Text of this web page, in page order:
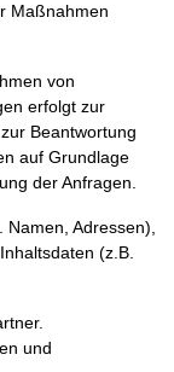
Maßnahmen
von
erfolgt zur
Beantwortung
auf Grundlage
der Anfragen.
Adressen),
(z.B.
und